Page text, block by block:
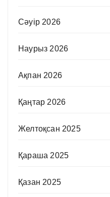
Сәуір 2026
Наурыз 2026
Ақпан 2026
Қаңтар 2026
Желтоқсан 2025
Қараша 2025
Қазан 2025